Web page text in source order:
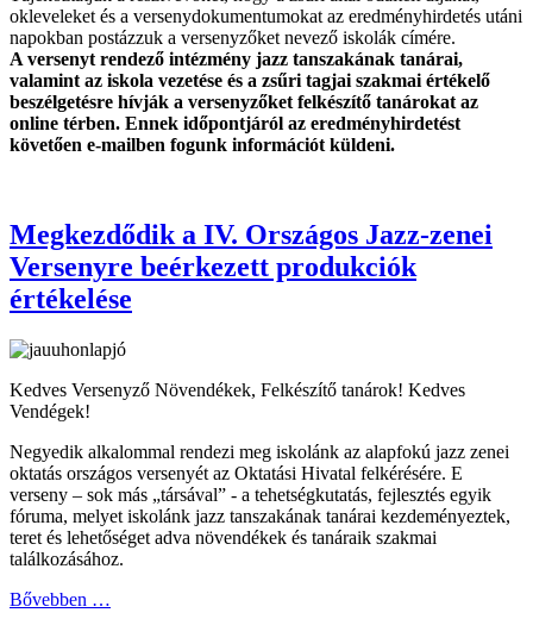
okleveleket és a versenydokumentumokat az eredményhirdetés utáni
napokban postázzuk a versenyzőket nevező iskolák címére.
A versenyt rendező intézmény jazz tanszakának tanárai,
valamint az iskola vezetése és a zsűri tagjai szakmai értékelő
beszélgetésre hívják a versenyzőket felkészítő tanárokat az
online térben. Ennek időpontjáról az eredményhirdetést
követően e-mailben fogunk információt küldeni.
Megkezdődik a IV. Országos Jazz-zenei
Versenyre beérkezett produkciók
értékelése
Kedves Versenyző Növendékek, Felkészítő tanárok! Kedves
Vendégek!
Negyedik alkalommal rendezi meg iskolánk az alapfokú jazz zenei
oktatás országos versenyét az Oktatási Hivatal felkérésére. E
verseny – sok más „társával” - a tehetségkutatás, fejlesztés egyik
fóruma, melyet iskolánk jazz tanszakának tanárai kezdeményeztek,
teret és lehetőséget adva növendékek és tanáraik szakmai
találkozásához.
Bővebben …